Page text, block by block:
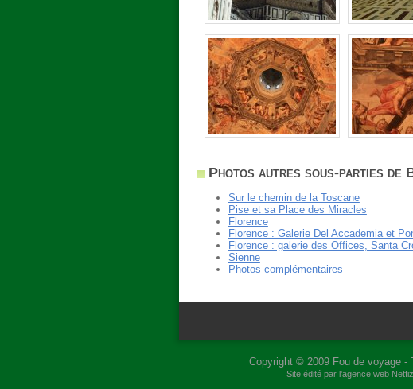
Photos autres sous-parties de
Sur le chemin de la Toscane
Pise et sa Place des Miracles
Florence
Florence : Galerie Del Accademia et
Florence : galerie des Offices, Santa
Sienne
Photos complémentaires
Copyright © 2009 Fou de voyage-
Site édité par l'agence web